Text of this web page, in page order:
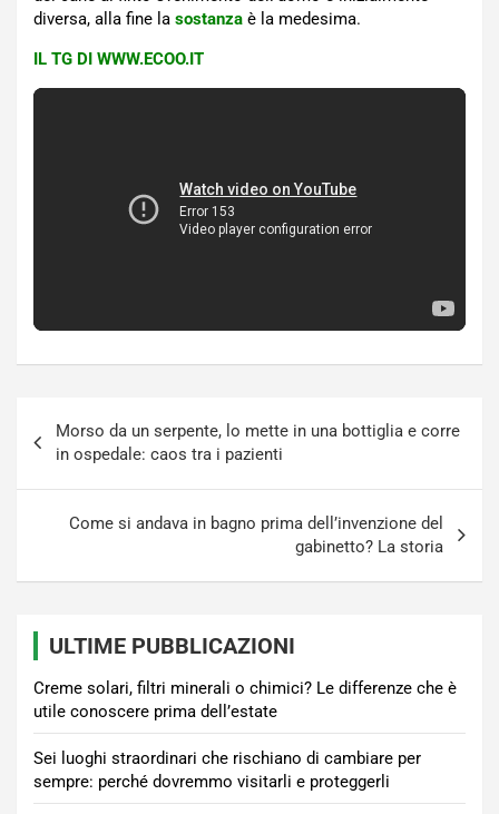
diversa, alla fine la sostanza è la medesima.
IL TG DI WWW.ECOO.IT
articoli
Morso da un serpente, lo mette in una bottiglia e corre
in ospedale: caos tra i pazienti
Come si andava in bagno prima dell’invenzione del
gabinetto? La storia
ULTIME PUBBLICAZIONI
Creme solari, filtri minerali o chimici? Le differenze che è
utile conoscere prima dell’estate
Sei luoghi straordinari che rischiano di cambiare per
sempre: perché dovremmo visitarli e proteggerli